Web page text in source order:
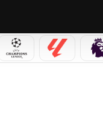
CHAMPIONS LEAGUE
LALIGA